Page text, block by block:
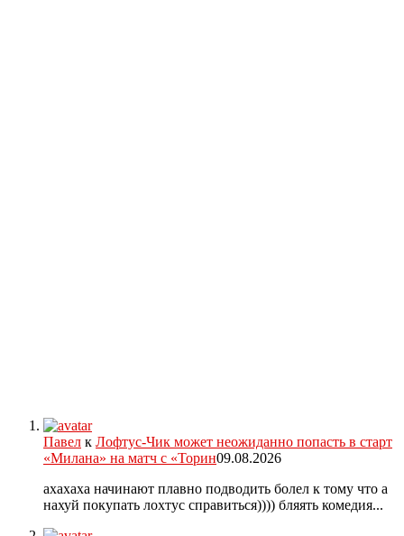
Павел к Лофтус-Чик может неожиданно попасть в старт
«Милана» на матч с «Торин09.08.2026
ахахаха начинают плавно подводить болел к тому что а
нахуй покупать лохтус справиться)))) бляять комедия...